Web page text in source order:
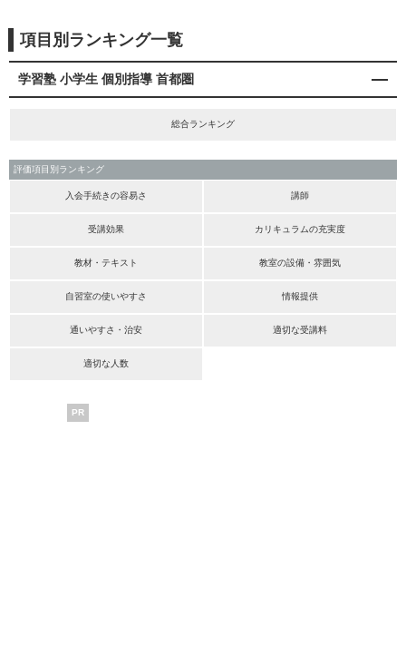
項目別ランキング一覧
学習塾 小学生 個別指導 首都圏
総合ランキング
評価項目別ランキング
入会手続きの容易さ 講師
受講効果 カリキュラムの充実度
教材・テキスト 教室の設備・雰囲気
自習室の使いやすさ 情報提供
通いやすさ・治安 適切な受講料
適切な人数
PR